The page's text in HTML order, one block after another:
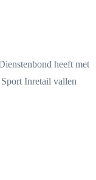
heeft met
Inretail vallen